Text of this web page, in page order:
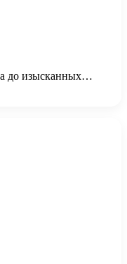
до изысканных…